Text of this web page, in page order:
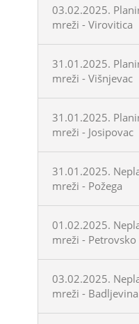
03.02.2025.
mreži - Virovitica
31.01.2025.
mreži - Višnjevac
31.01.2025.
mreži - Josipovac
31.01.2025.
mreži - Požega
01.02.2025.
mreži - Petrovsko
03.02.2025.
mreži - Badljevina